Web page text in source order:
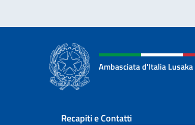
Ambasciata d'Italia Lusaka
Sezione footer
Recapiti e Contatti